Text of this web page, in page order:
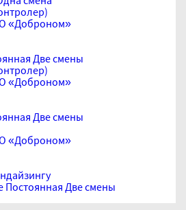
«Доброном»
Две смены
«Доброном»
Две смены
«Доброном»
Постоянная Две смены